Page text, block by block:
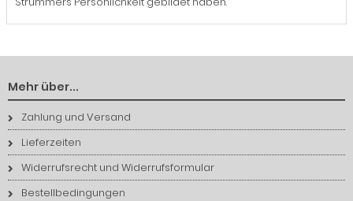
Mehr über...
Zahlung und Versand
Lieferzeiten
Widerrufsrecht und Widerrufsformular
Bestellbedingungen